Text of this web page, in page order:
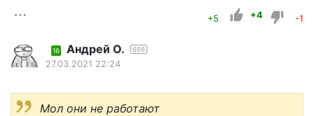
+5 +4 -1
16 Андрей О. 666
27.03.2021 22:24
Мол они не работают